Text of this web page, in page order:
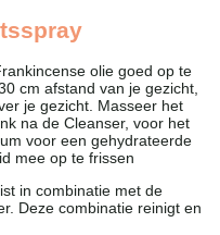
olie goed op te
cm afstand van je gezicht,
je gezicht. Masseer het
na de Cleanser, voor het
voor een gehydrateerde
mee op te frissen
in combinatie met de
Deze combinatie reinigt en